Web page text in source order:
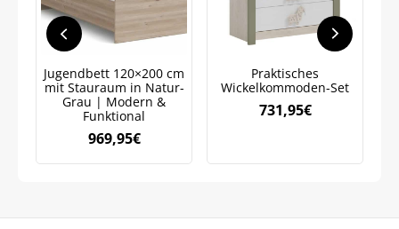
Jugendbett 120×200 cm
mit Stauraum in Natur-
Grau | Modern &
Funktional
969,95€
Praktisches
Wickelkommoden-Set
731,95€
Bleiben Sie auf dem Laufenden über
Weitere Informationen darüber, wie wir Ihre Daten für
Marketingkommunikation verarbeiten. Lesen Sie unsere
Datenschutzrichtlinie.